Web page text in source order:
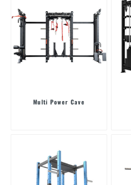
Multi Power Cave